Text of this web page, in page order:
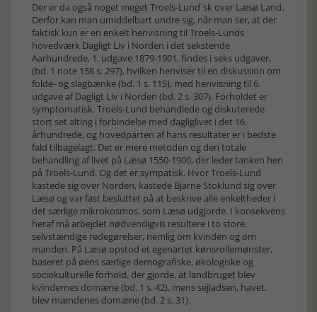
Der er da også noget meget Troels-Lund´sk over Læsø Land.
Derfor kan man umiddelbart undre sig, når man ser, at der
faktisk kun er en enkelt henvisning til Troels-Lunds
hovedværk Dagligt Liv i Norden i det sekstende
Aarhundrede, 1. udgave 1879-1901, findes i seks udgaver,
(bd. 1 note 158 s. 297), hvilken henviser til en diskussion om
folde- og slagbænke (bd. 1 s. 115), med henvisning til 6.
udgave af Dagligt Liv i Norden (bd. 2 s. 307). Forholdet er
symptomatisk. Troels-Lund behandlede og diskuterede
stort set alting i forbindelse med dagliglivet i det 16.
århundrede, og hovedparten af hans resultater er i bedste
fald tilbagelagt. Det er mere metoden og den totale
behandling af livet på Læsø 1550-1900, der leder tanken hen
på Troels-Lund. Og det er sympatisk. Hvor Troels-Lund
kastede sig over Norden, kastede Bjarne Stoklund sig over
Læsø og var fast besluttet på at beskrive alle enkeltheder i
det særlige mikrokosmos, som Læsø udgjorde. I konsekvens
heraf må arbejdet nødvendigvis resultere i to store,
selvstændige redegørelser, nemlig om kvinden og om
manden. På Læsø opstod et egenartet kønsrollemønster,
baseret på øens særlige demografiske, økologiske og
sociokulturelle forhold, der gjorde, at landbruget blev
kvindernes domæne (bd. 1 s. 42), mens sejladsen, havet,
blev mændenes domæne (bd. 2 s. 31).